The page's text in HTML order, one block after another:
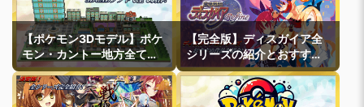
【ポケモン3Dモデル】ポケ
モン・カントー地方全ての
町モデルなどを紹介
【完全版】ディスガイア全
シリーズの紹介とおすすめ
作品紹介